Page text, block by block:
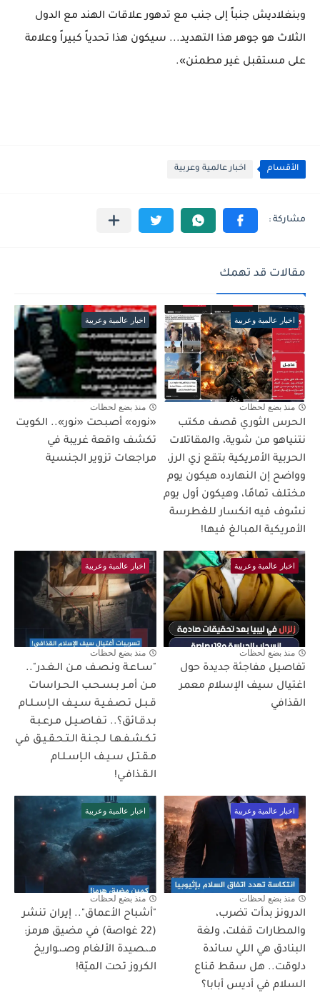
وبنغلاديش جنباً إلى جنب مع تدهور علاقات الهند مع الدول
الثلاث هو جوهر هذا التهديد... سيكون هذا تحدياً كبيراً وعلامة
على مستقبل غير مطمئن».
الأقسام اخبار عالمية وعربية
مقالات قد تهمك
اخبار عالمية وعربية
منذ بضع لحظات
الحرس الثوري قصف مكتب
نتنياهو من شوية، والمقاتلات
الحربية الأمريكية بتقع زي الرز،
وواضح إن النهارده هيكون يوم
مختلف تمامًا، وهيكون أول يوم
نشوف فيه انكسار للغطرسة
الأمريكية المبالغ فيها!
اخبار عالمية وعربية
منذ بضع لحظات
«نوره» أصبحت «نور».. الكويت
تكشف واقعة غريبة في
مراجعات تزوير الجنسية
اخبار عالمية وعربية
منذ بضع لحظات
تفاصيل مفاجئة جديدة حول
اغتيال سيف الإسلام معمر
القذافي
اخبار عالمية وعربية
منذ بضع لحظات
"سـاعـة ونـصـف مـن الـغـدر"..
مـن أمـر بـسـحـب الـحـراسات
قـبـل تـصـفـيـة سـيـف الـإسـلـام
بـدقـائق؟.. تـفـاصـيـل مـرعـبـة
تـكـشـفـهـا لـجـنـة الـتـحـقـيـق فـي
مـقـتـل سـيـف الـإسـلـام
الـقـذافـي!
اخبار عالمية وعربية
منذ بضع لحظات
الدرونز بدأت تضرب،
والمطارات قفلت، ولغة
البنادق هي اللي سائدة
دلوقت.. هل سقط قناع
السلام في أديس أبابا؟
اخبار عالمية وعربية
منذ بضع لحظات
"أشباح الأعماق".. إيران تنشر
(22 غواصة) في مضيق هرمز:
مـ،ـصيدة الألغام وصـ،ـواريخ
الكروز تحت الميّة!